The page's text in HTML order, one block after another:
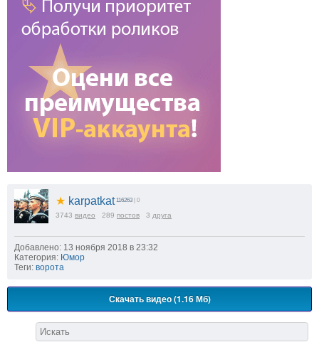
★ karpatkat 116263 | 0
3743 видео 289 постов 3 друга
Добавлено: 13 ноября 2018 в 23:32
Категория: Юмор
Теги: ворота
Скачать видео (1.16 Мб)